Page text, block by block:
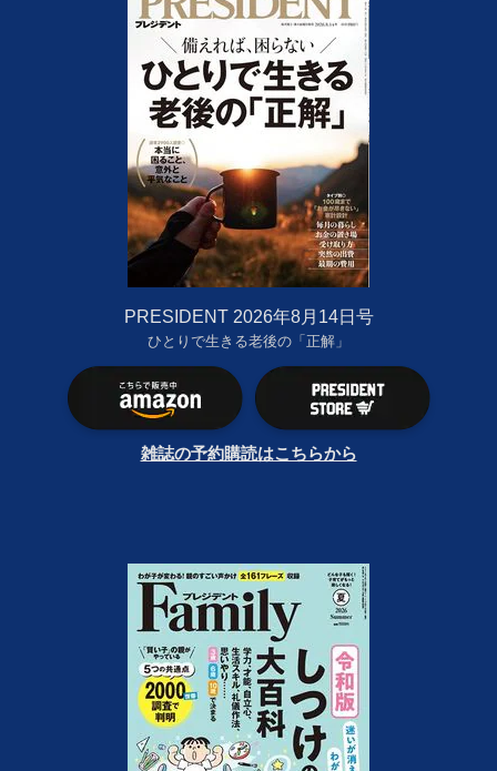
PRESIDENT 2026年8月14日号
ひとりで生きる老後の「正解」
雑誌の予約購読はこちらから